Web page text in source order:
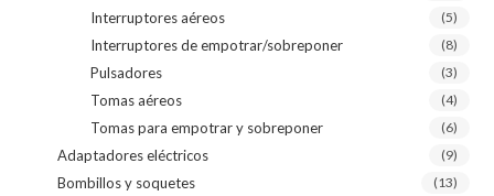
Interruptores aéreos (5)
Interruptores de empotrar/sobreponer (8)
Pulsadores (3)
Tomas aéreos (4)
Tomas para empotrar y sobreponer (6)
Adaptadores eléctricos (9)
Bombillos y soquetes (13)